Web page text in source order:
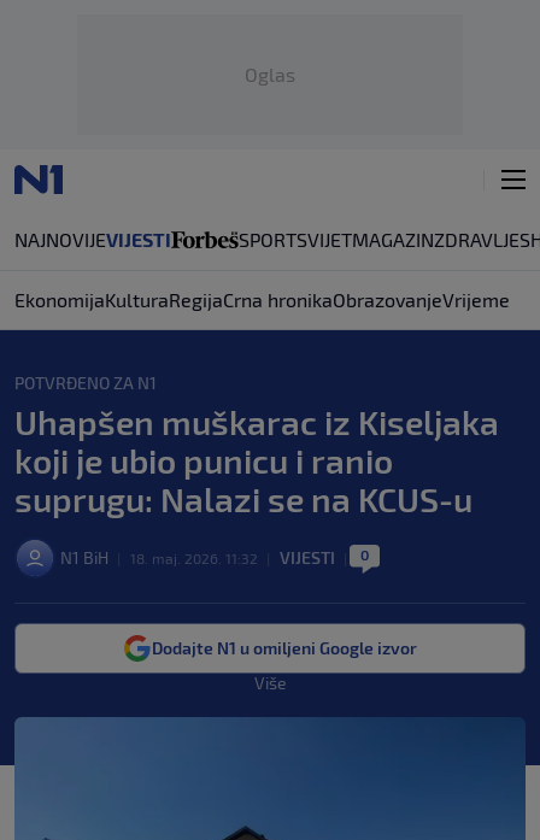
Oglas
NAJNOVIJEVIJESTI SPORTSVIJETMAGAZINZDRAVLJE
EkonomijaKulturaRegijaCrna hronikaObrazovanjeVrijeme
POTVRĐENO ZA N1
Uhapšen muškarac iz Kiseljaka
koji je ubio punicu i ranio
suprugu: Nalazi se na KCUS-u
N1 BiH 18. maj. 2026. 11:32 VIJESTI 0
Dodajte N1 u omiljeni Google izvor
Više